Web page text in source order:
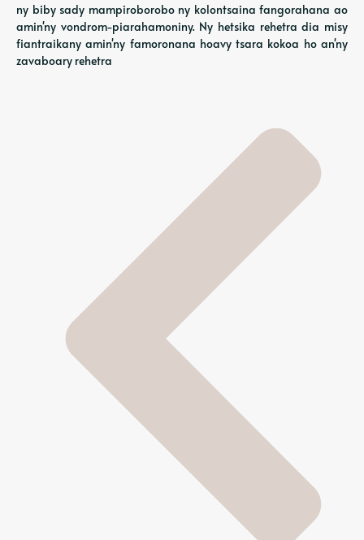
ny biby sady mampiroborobo ny kolontsaina fangorahana ao
amin'ny vondrom-piarahamoniny. Ny hetsika rehetra dia misy
fiantraikany amin'ny famoronana hoavy tsara kokoa ho an'ny
zavaboary rehetra